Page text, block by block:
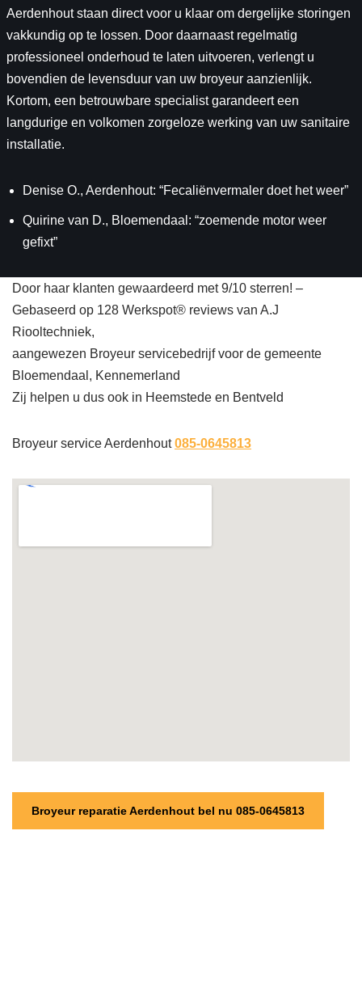
Aerdenhout staan direct voor u klaar om dergelijke storingen
vakkundig op te lossen. Door daarnaast regelmatig
professioneel onderhoud te laten uitvoeren, verlengt u
bovendien de levensduur van uw broyeur aanzienlijk.
Kortom, een betrouwbare specialist garandeert een
langdurige en volkomen zorgeloze werking van uw sanitaire
installatie.
Denise O., Aerdenhout: “Fecaliënvermaler doet het weer”
Quirine van D., Bloemendaal: “zoemende motor weer
gefixt”
Door haar klanten gewaardeerd met 9/10 sterren! –
Gebaseerd op 128 Werkspot® reviews van A.J
Riooltechniek,
aangewezen Broyeur servicebedrijf voor de gemeente
Bloemendaal, Kennemerland
Zij helpen u dus ook in Heemstede en Bentveld
Broyeur service Aerdenhout 085-0645813
Broyeur reparatie Aerdenhout bel nu 085-0645813